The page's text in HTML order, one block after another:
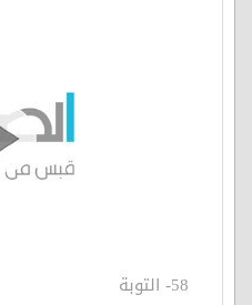
58- التوبة